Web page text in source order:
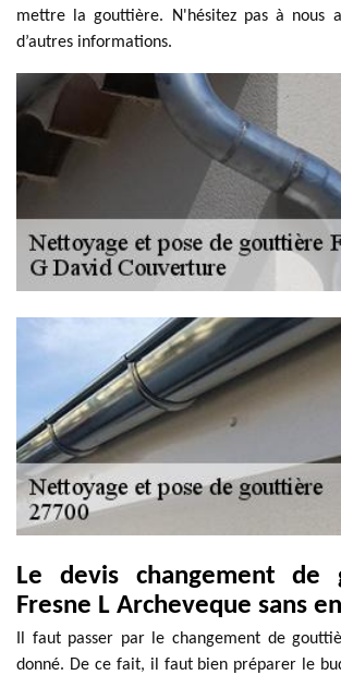
mettre la gouttière. N'hésitez pas à nous
d’autres informations.
Le devis changement de
Fresne L Archeveque sans
Il faut passer par le changement de
donné. De ce fait, il faut bien préparer le